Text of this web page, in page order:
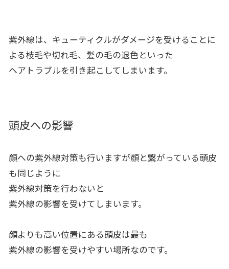
紫外線は、キューティクルがダメージを受けることに
よる枝毛や切れ毛、髪の毛の退色といった
ヘアトラブルを引き起こしてしまいます。
頭皮への影響
顔への紫外線対策も行いますが顔と繋がっている頭皮
も同じように
紫外線対策を行わないと
紫外線の影響を受けてしまいます。
顔よりも高い位置にある頭皮は最も
紫外線の影響を受けやすい場所なのです。